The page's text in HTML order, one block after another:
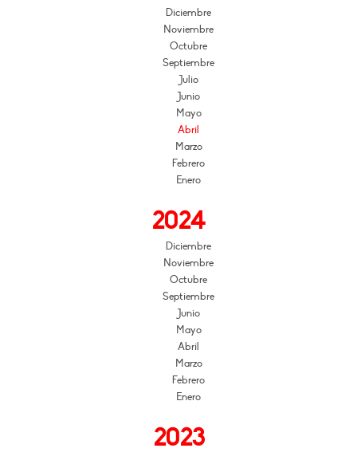
Diciembre
Noviembre
Octubre
Septiembre
Julio
Junio
Mayo
Abril
Marzo
Febrero
Enero
2024
Diciembre
Noviembre
Octubre
Septiembre
Junio
Mayo
Abril
Marzo
Febrero
Enero
2023